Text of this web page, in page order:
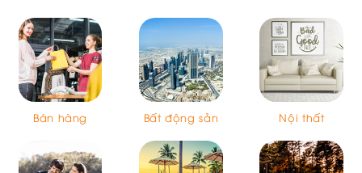
Bán hàng Bất động sản Nội thất